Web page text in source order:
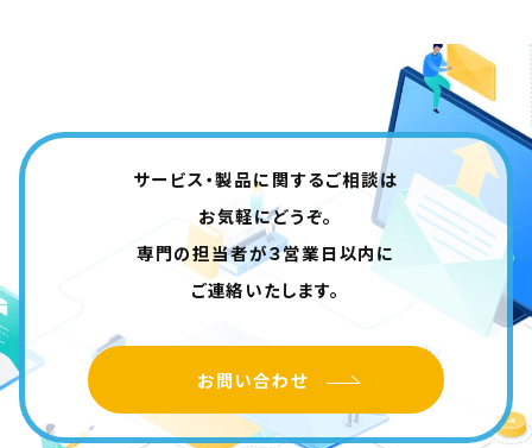
サービス・製品に関するご相談は
お気軽にどうぞ。
専門の担当者が３営業日以内に
ご連絡いたします。
お問い合わせ